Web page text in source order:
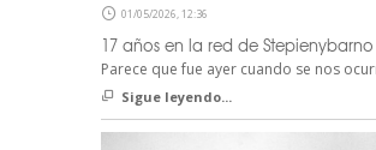
01/05/2026, 12:36
17 años en la red de Stepienybarno
Parece que fue ayer cuando se nos
Sigue leyendo...